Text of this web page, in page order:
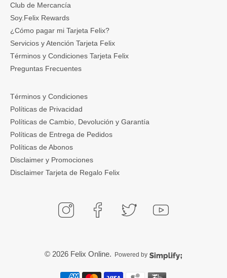
Club de Mercancía
Soy.Felix Rewards
¿Cómo pagar mi Tarjeta Felix?
Servicios y Atención Tarjeta Felix
Términos y Condiciones Tarjeta Felix
Preguntas Frecuentes
Términos y Condiciones
Políticas de Privacidad
Políticas de Cambio, Devolución y Garantía
Políticas de Entrega de Pedidos
Políticas de Abonos
Disclaimer y Promociones
Disclaimer Tarjeta de Regalo Felix
© 2026 Felix Online. Powered by